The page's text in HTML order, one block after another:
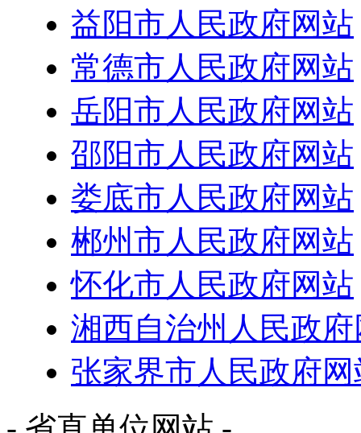
益阳市人民政府网站
常德市人民政府网站
岳阳市人民政府网站
邵阳市人民政府网站
娄底市人民政府网站
郴州市人民政府网站
怀化市人民政府网站
湘西自治州人民政
张家界市人民政府网